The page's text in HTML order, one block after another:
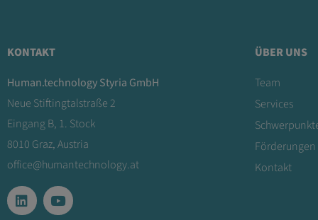
KONTAKT
Human.technology Styria GmbH
Neue Stiftingtalstraße 2
Eingang B, 1. Stock
8010 Graz, Austria
office@humantechnology.at
ÜBER UNS
Team
Services
Förderungen
Kontakt